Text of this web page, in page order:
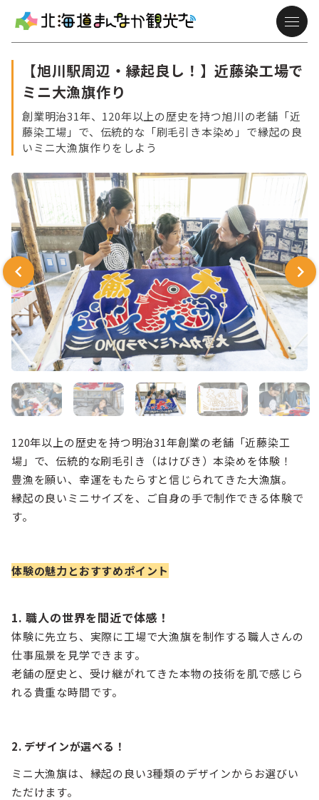
【旭川駅周辺・縁起良し！】近藤染工場で
ミニ大漁旗作り
創業明治31年、120年以上の歴史を持つ旭川の老舗「近
藤染工場」で、伝統的な「刷毛引き本染め」で縁起の良
いミニ大漁旗作りをしよう
120年以上の歴史を持つ明治31年創業の老舗「近藤染工
場」で、伝統的な刷毛引き（はけびき）本染めを体験！
豊漁を願い、幸運をもたらすと信じられてきた大漁旗。
縁起の良いミニサイズを、ご自身の手で制作できる体験で
す。
体験の魅力とおすすめポイント
1. 職人の世界を間近で体感！
体験に先立ち、実際に工場で大漁旗を制作する職人さんの
仕事風景を見学できます。
老舗の歴史と、受け継がれてきた本物の技術を肌で感じら
れる貴重な時間です。
2. デザインが選べる！
ミニ大漁旗は、縁起の良い3種類のデザインからお選びい
ただけます。